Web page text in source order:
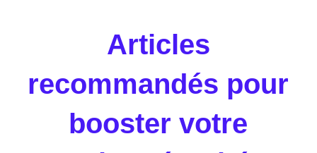
Articles
recommandés pour
booster votre